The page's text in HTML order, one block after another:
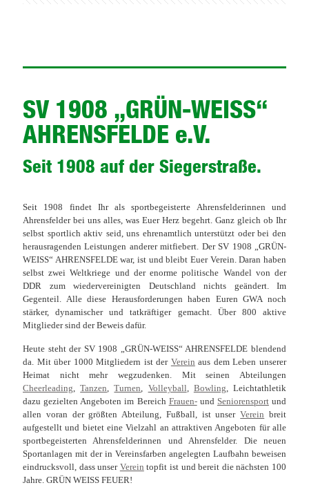
SV 1908 „GRÜN-WEISS“
AHRENSFELDE e.V.
Seit 1908 auf der Siegerstraße.
Seit 1908 findet Ihr als sportbegeisterte Ahrensfelderinnen und
Ahrensfelder bei uns alles, was Euer Herz begehrt. Ganz gleich ob Ihr
selbst sportlich aktiv seid, uns ehrenamtlich unterstützt oder bei den
herausragenden Leistungen anderer mitfiebert. Der SV 1908 „GRÜN-
WEISS“ AHRENSFELDE war, ist und bleibt Euer Verein. Daran haben
selbst zwei Weltkriege und der enorme politische Wandel von der
DDR zum wiedervereinigten Deutschland nichts geändert. Im
Gegenteil. Alle diese Herausforderungen haben Euren GWA noch
stärker, dynamischer und tatkräftiger gemacht. Über 800 aktive
Mitglieder sind der Beweis dafür.
Heute steht der SV 1908 „GRÜN-WEISS“ AHRENSFELDE blendend
da. Mit über 1000 Mitgliedern ist der Verein aus dem Leben unserer
Heimat nicht mehr wegzudenken. Mit seinen Abteilungen
Cheerleading,Tanzen,Turnen, Volleyball, Bowling, Leichtathletik
dazu gezielten Angeboten im Bereich Frauen-und Seniorensportund
allen voran der größten Abteilung, Fußball, ist unserVerein breit
aufgestellt und bietet eine Vielzahl an attraktiven Angeboten für alle
sportbegeisterten Ahrensfelderinnen und Ahrensfelder. Die neuen
Sportanlagen mit der in Vereinsfarben angelegten Laufbahn beweisen
eindrucksvoll, dass unser Verein topfit ist und bereit die nächsten 100
Jahre. GRÜN WEISS FEUER!